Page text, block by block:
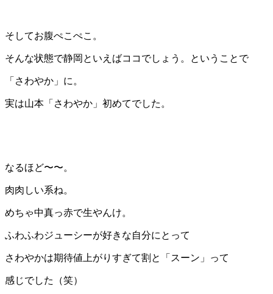
そしてお腹ぺこぺこ。
そんな状態で静岡といえばココでしょう。ということで
「さわやか」に。
実は山本「さわやか」初めてでした。
なるほど〜〜。
肉肉しい系ね。
めちゃ中真っ赤で生やんけ。
ふわふわジューシーが好きな自分にとって
さわやかは期待値上がりすぎて割と「スーン」って
感じでした（笑）